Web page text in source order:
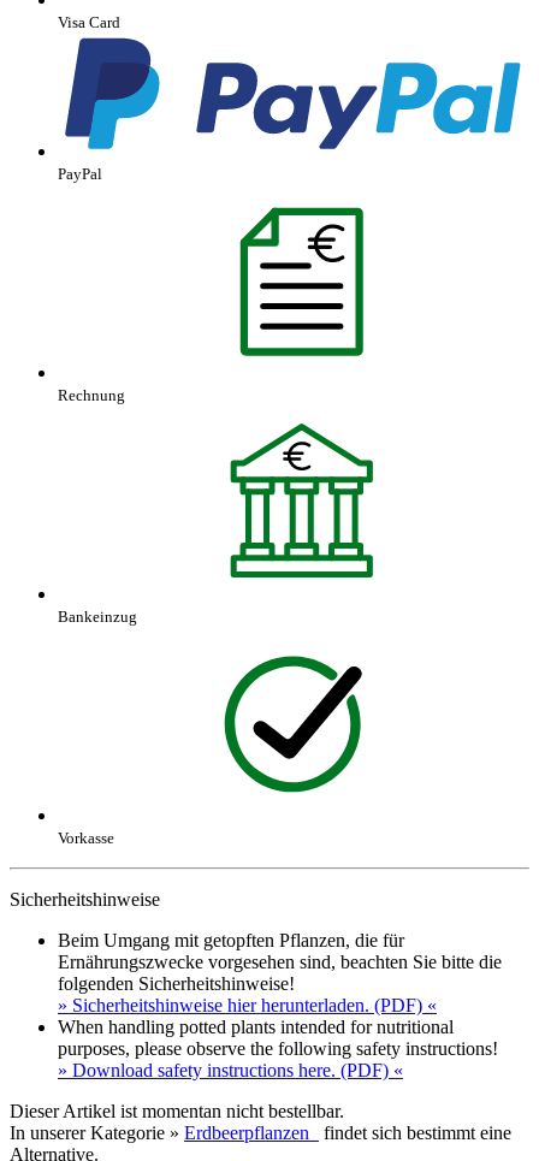
Visa Card
PayPal
Rechnung
Bankeinzug
Vorkasse
Sicherheitshinweise
Beim Umgang mit getopften Pflanzen, die für
Ernährungszwecke vorgesehen sind, beachten Sie bitte die
folgenden Sicherheitshinweise!
» Sicherheitshinweise hier herunterladen. (PDF) «
When handling potted plants intended for nutritional
purposes, please observe the following safety instructions!
» Download safety instructions here. (PDF) «
Dieser Artikel ist momentan nicht bestellbar.
In unserer Kategorie » Erdbeerpflanzen
findet sich bestimmt eine
Alternative.